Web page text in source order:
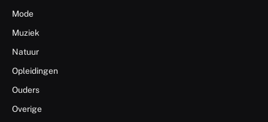
Mode
Muziek
Natuur
Opleidingen
Ouders
Overige